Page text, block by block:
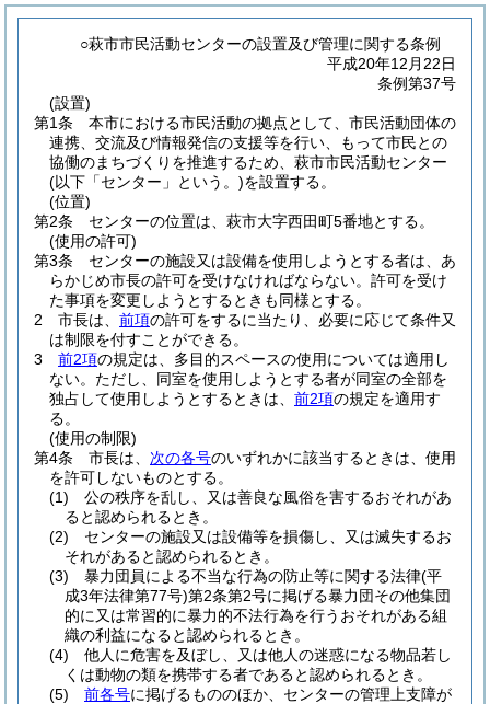
○萩市市民活動センターの設置及び管理に関する条例
平成20年12月22日
条例第37号
(設置)
第1条
本市における市民活動の拠点として、市民活動団体の
連携、交流及び情報発信の支援等を行い、もって市民との
協働のまちづくりを推進するため、萩市市民活動センター
(以下「センター」という。)を設置する。
(位置)
第2条
センターの位置は、萩市大字西田町5番地とする。
(使用の許可)
第3条
センターの施設又は設備を使用しようとする者は、あ
らかじめ市長の許可を受けなければならない。 許可を受け
た事項を変更しようとするときも同様とする。
2
市長は、 前項の許可をするに当たり、必要に応じて条件又
は制限を付すことができる。
3
前2項の規定は、多目的スペースの使用については適用し
ない。 ただし、同室を使用しようとする者が同室の全部を
独占して使用しようとするときは、 前2項の規定を適用す
る。
(使用の制限)
第4条
市長は、 次の各号のいずれかに該当するときは、使用
を許可しないものとする。
(1)
公の秩序を乱し、又は善良な風俗を害するおそれがあ
ると認められるとき。
(2)
センターの施設又は設備等を損傷し、又は滅失するお
それがあると認められるとき。
(3)
暴力団員による不当な行為の防止等に関する法律(平
成3年法律第77号)第2条第2号に掲げる暴力団その他集団
的に又は常習的に暴力的不法行為を行うおそれがある組
織の利益になると認められるとき。
(4)
他人に危害を及ぼし、又は他人の迷惑になる物品若し
くは動物の類を携帯する者であると認められるとき。
(5)
前各号に掲げるもののほか、センターの管理上支障が